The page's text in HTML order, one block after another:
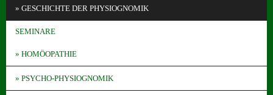
GESCHICHTE DER PHYSIOGNOMIK
SEMINARE
HOMÖOPATHIE
PSYCHO-PHYSIOGNOMIK